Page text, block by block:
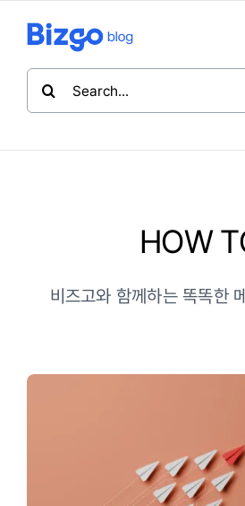
뛰
INSIDE
비즈고 홈
HOW
비즈고와 함께하는 똑똑한